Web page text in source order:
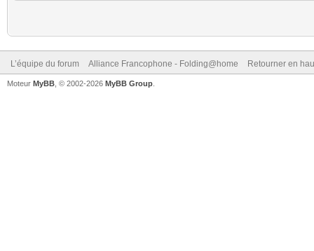
L’équipe du forum Alliance Francophone - Folding@home Retourner en
Moteur MyBB , © 2002-2026 MyBB Group